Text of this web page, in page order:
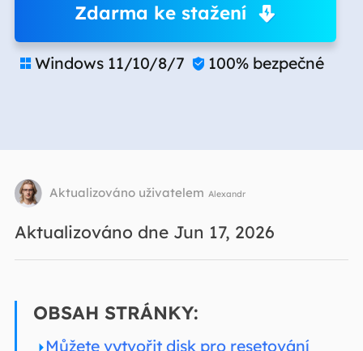
Zdarma ke stažení
 Windows 11/10/8/7  100% bezpečné
Aktualizováno uživatelem Alexandr
Aktualizováno dne Jun 17, 2026
OBSAH STRÁNKY:
Můžete vytvořit disk pro resetování